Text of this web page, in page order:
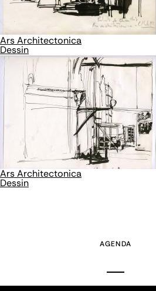
Ars Architectonica
Dessin
Ars Architectonica
Dessin
AGENDA